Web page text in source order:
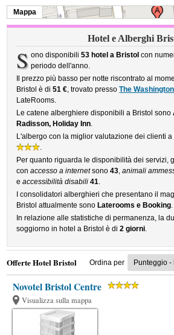
Mappa
Hotel e Alberghi
S ono disponibili 53 hotel a Bristol con
periodo dell'anno.
Il prezzo più basso per notte riscontrato al
Bristol è di51 €, trovato pressoThe Washington
LateRooms.
Le catene alberghiere disponibili a Bristol sono
Radisson, Holiday Inn.
L'albergo con la miglior valutazione dei clienti
.
Per quanto riguarda le disponibilità dei servizi,
conaccesso a internetsono43,animali
eaccessibilità disabili 41.
I consolidatori alberghieri che presentano il
Bristol attualmente sono Laterooms e Booking.
In relazione alle statistiche di permanenza, la
soggiorno in hotel a Bristol è di2 giorni.
Offerte Hotel Bristol Ordina per
Novotel Bristol Centre
Visualizza sulla mappa